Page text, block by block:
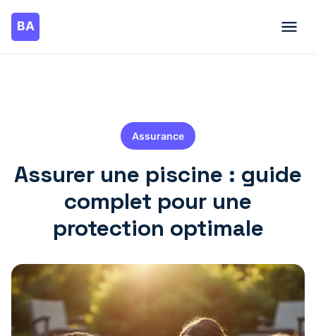
Assurance
Assurer une piscine : guide
complet pour une
protection optimale